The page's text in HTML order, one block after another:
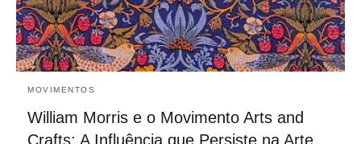
MOVIMENTOS
William Morris e o Movimento Arts and
Crafts: A Influência que Persiste na Arte